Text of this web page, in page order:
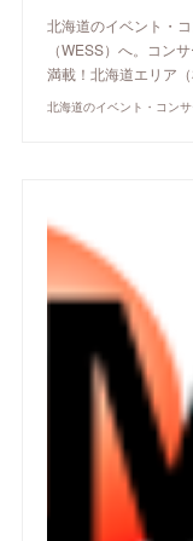
北海道のイベント・
（WESS）へ。コン
満載！北海道エリア
北海道のイベント・コン